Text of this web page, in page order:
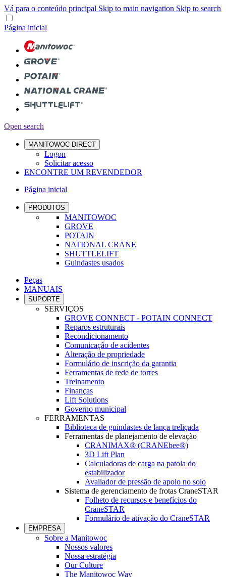
Vá para o conteúdo principal Skip to main navigation Skip to search
Página inicial
Open search
MANITOWOC DIRECT
Logon
Solicitar acesso
ENCONTRE UM REVENDEDOR
Página inicial
PRODUTOS
MANITOWOC
GROVE
POTAIN
NATIONAL CRANE
SHUTTLELIFT
Guindastes usados
Peças
MANUAIS
SUPORTE
SERVIÇOS
GROVE CONNECT - POTAIN CONNECT
Reparos estruturais
Recondicionamento
Comunicação de acidentes
Alteração de propriedade
Formulário de inscrição da garantia
Ferramentas de rede de torres
Treinamento
Finanças
Lift Solutions
Governo municipal
FERRAMENTAS
Biblioteca de guindastes de lança treliçada
Ferramentas de planejamento de elevação
CRANIMAX® (CRANEbee®)
3D Lift Plan
Calculadoras de carga na patola do
estabilizador
Avaliador de pressão de apoio no solo
Sistema de gerenciamento de frotas CraneSTAR
Folheto de recursos e benefícios do
CraneSTAR
Formulário de ativação do CraneSTAR
EMPRESA
Sobre a Manitowoc
Nossos valores
Nossa estratégia
Our Culture
The Manitowoc Way